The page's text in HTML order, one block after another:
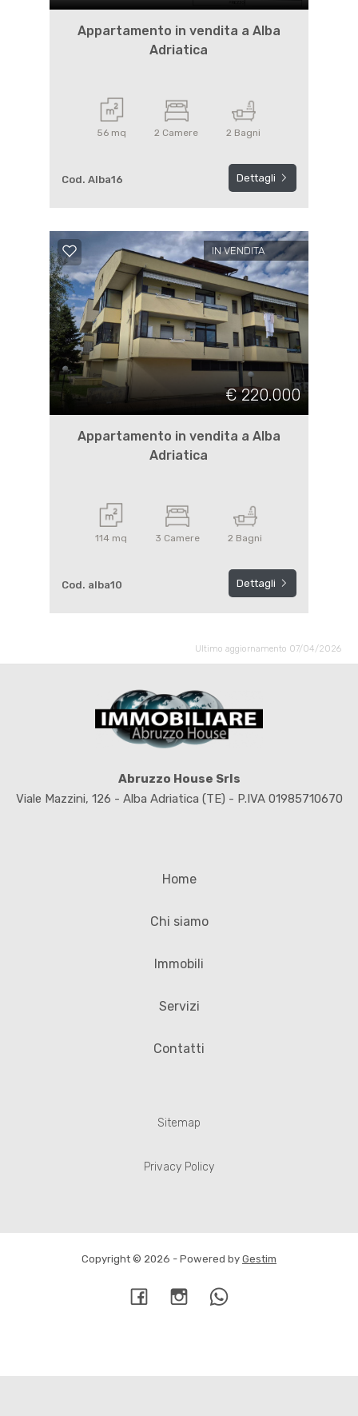
Appartamento in vendita a Alba
Adriatica
56 mq 2 Camere 2 Bagni
Cod. Alba16 Dettagli
IN VENDITA
€ 220.000
Appartamento in vendita a Alba
Adriatica
114 mq 3 Camere 2 Bagni
Cod. alba10 Dettagli
Ultimo aggiornamento 07/04/2026
Abruzzo House Srls
Viale Mazzini, 126 - Alba Adriatica (TE) - P.IVA 01985710670
Home
Chi siamo
Immobili
Servizi
Contatti
Sitemap
Privacy Policy
Copyright © 2026 - Powered by Gestim